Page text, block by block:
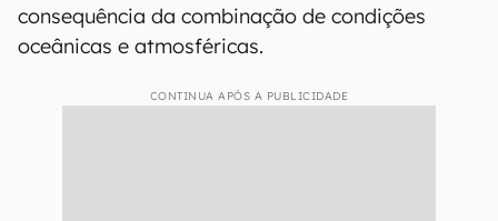
consequência da combinação de condições
oceânicas e atmosféricas.
CONTINUA APÓS A PUBLICIDADE